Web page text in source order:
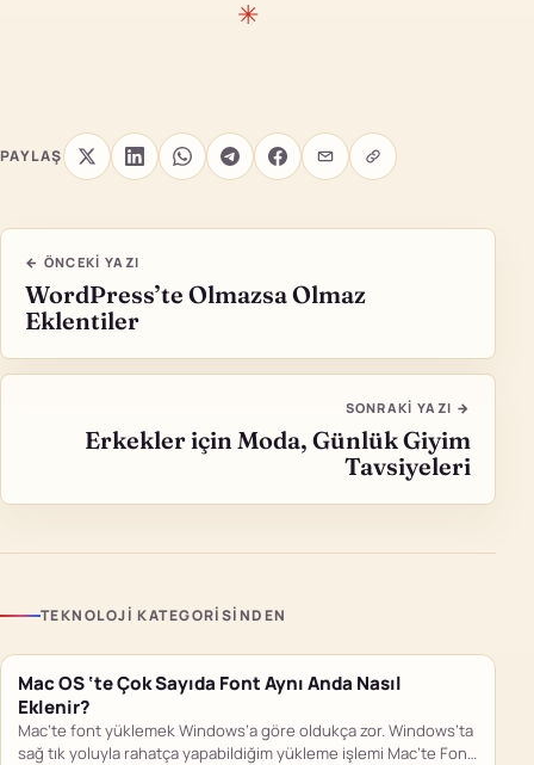
PAYLAŞ
← ÖNCEKI YAZI
WordPress’te Olmazsa Olmaz
Eklentiler
SONRAKI YAZI →
Erkekler için Moda, Günlük Giyim
Tavsiyeleri
TEKNOLOJI KATEGORISINDEN
Mac OS ‘te Çok Sayıda Font Aynı Anda Nasıl
Eklenir?
Mac’te font yüklemek Windows’a göre oldukça zor. Windows’ta
sağ tık yoluyla rahatça yapabildiğim yükleme işlemi Mac’te Font